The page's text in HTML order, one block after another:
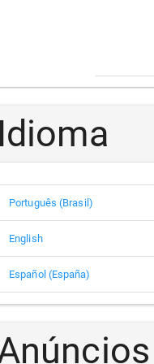
Idioma
Português (Brasil)
English
Español (España)